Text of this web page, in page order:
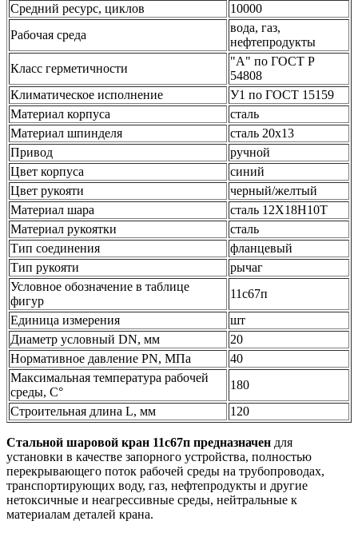
Средний ресурс, циклов
10000
Рабочая среда
вода, газ,
нефтепродукты
Класс герметичности
"А" по ГОСТ Р
54808
Климатическое исполнение
У1 по ГОСТ 15159
Материал корпуса
сталь
Материал шпинделя
сталь 20х13
Привод
ручной
Цвет корпуса
синий
Цвет рукояти
черный/желтый
Материал шара
сталь 12Х18Н10Т
Материал рукоятки
сталь
Тип соединения
фланцевый
Тип рукояти
рычаг
Условное обозначение в таблице
фигур
11с67п
Единица измерения
шт
Диаметр условный DN, мм
20
Нормативное давление PN, МПа
40
Максимальная температура рабочей
среды, С°
180
Строительная длина L, мм
120
Стальной шаровой кран 11c67п предназначен для
установки в качестве запорного устройства, полностью
перекрывающего поток рабочей среды на трубопроводах,
транспортирующих воду, газ, нефтепродукты и другие
нетоксичные и неагрессивные среды, нейтральные к
материалам деталей крана.